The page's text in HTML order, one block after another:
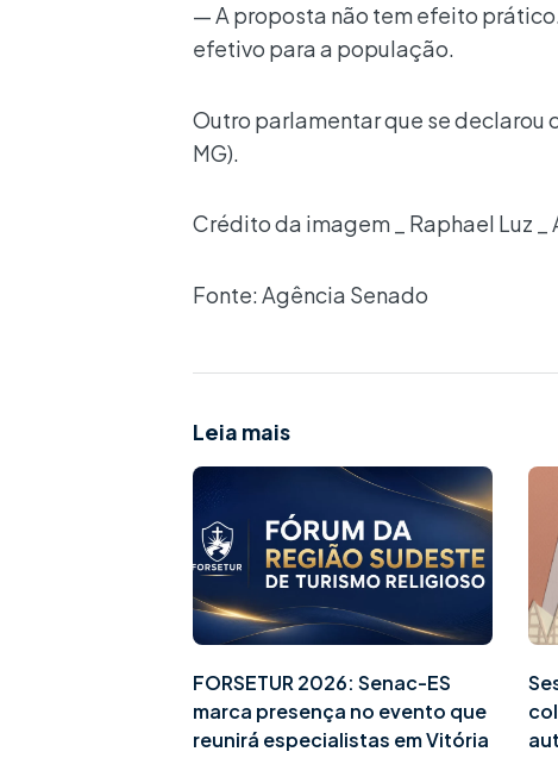
— A proposta não tem efeito
efetivo para a população.
Outro parlamentar que se declarou
MG).
Crédito da imagem _ Raphael Luz _
Fonte: Agência Senado
Leia mais
FORSETUR 2026: Senac-ES
marca presença no evento que
reunirá especialistas em Vitória